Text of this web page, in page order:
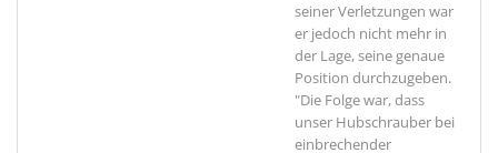
seiner Verletzungen war
er jedoch nicht mehr in
der Lage, seine genaue
Position durchzugeben.
"Die Folge war, dass
unser Hubschrauber bei
einbrechender